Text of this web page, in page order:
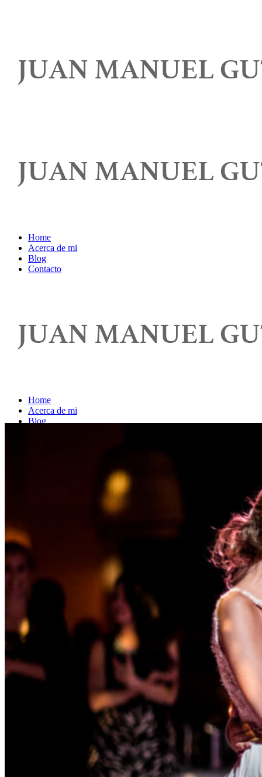
Home
Acerca de mi
Blog
Contacto
Home
Acerca de mi
Blog